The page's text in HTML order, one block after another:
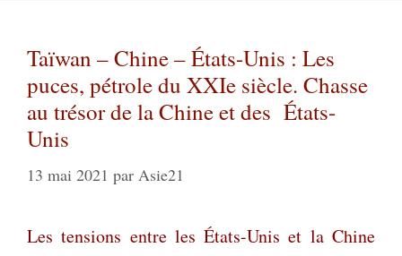
Taïwan – Chine – États-Unis : Les
puces, pétrole du XXIe siècle. Chasse
au trésor de la Chine et des États-
Unis
13 mai 2021 par Asie21
Les tensions entre les États-Unis et la Chine